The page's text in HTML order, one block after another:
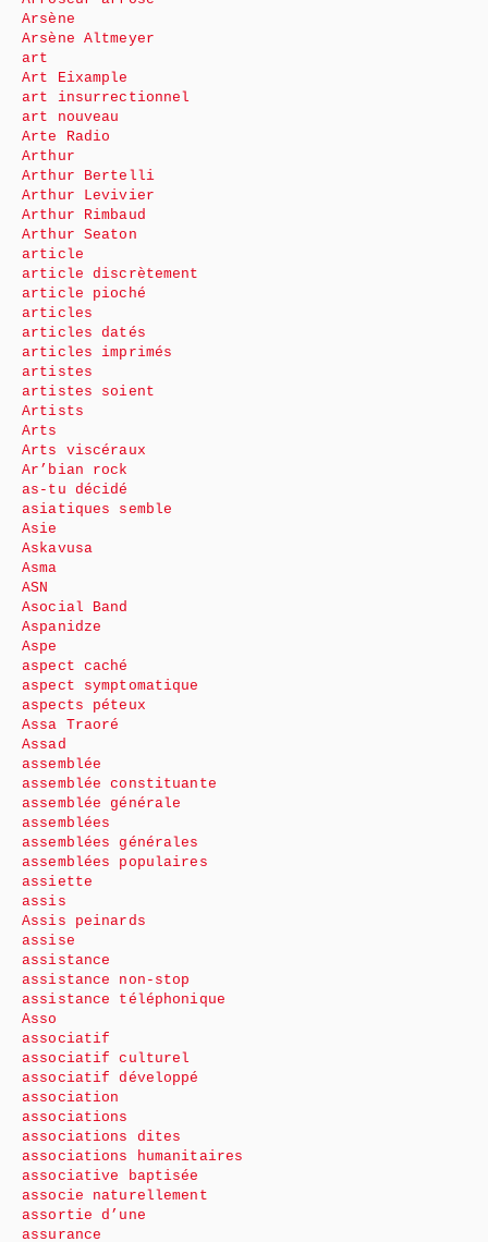
Arsène
Arsène Altmeyer
art
Art Eixample
art insurrectionnel
art nouveau
Arte Radio
Arthur
Arthur Bertelli
Arthur Levivier
Arthur Rimbaud
Arthur Seaton
article
article discrètement
article pioché
articles
articles datés
articles imprimés
artistes
artistes soient
Artists
Arts
Arts viscéraux
Ar’bian rock
as-tu décidé
asiatiques semble
Asie
Askavusa
Asma
ASN
Asocial Band
Aspanidze
Aspe
aspect caché
aspect symptomatique
aspects péteux
Assa Traoré
Assad
assemblée
assemblée constituante
assemblée générale
assemblées
assemblées générales
assemblées populaires
assiette
assis
Assis peinards
assise
assistance
assistance non-stop
assistance téléphonique
Asso
associatif
associatif culturel
associatif développé
association
associations
associations dites
associations humanitaires
associative baptisée
associe naturellement
assortie d’une
assurance